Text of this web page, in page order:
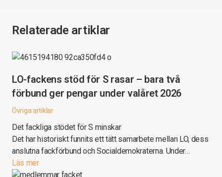
Relaterade artiklar
LO-fackens stöd för S rasar – bara två
förbund ger pengar under valåret 2026
Övriga artiklar
Det fackliga stödet för S minskar
Det har historiskt funnits ett tätt samarbete mellan LO, dess
anslutna fackförbund och Socialdemokraterna. Under…
Läs mer